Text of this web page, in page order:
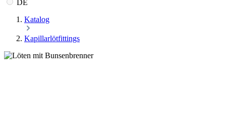
DE
Katalog
Kapillarlötfittings